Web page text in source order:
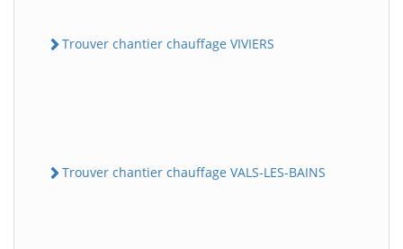
Trouver chantier chauffage VIVIERS
Trouver chantier chauffage VALS-LES-BAINS